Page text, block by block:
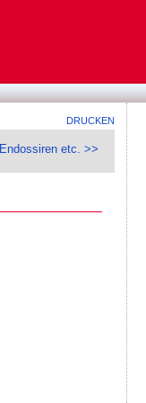
DRUCKEN
Endossiren etc. >>